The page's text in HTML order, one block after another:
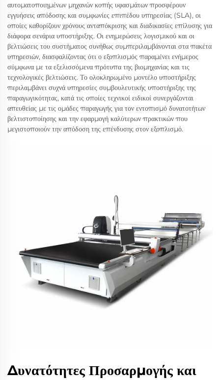
αυτοματοποιημένων μηχανών κοπής υφασμάτων προσφέρουν
εγγυήσεις απόδοσης και συμφωνίες επιπέδου υπηρεσίας (SLA), οι
οποίες καθορίζουν χρόνους ανταπόκρισης και διαδικασίες επίλυσης για
διάφορα σενάρια υποστήριξης. Οι ενημερώσεις λογισμικού και οι
βελτιώσεις του συστήματος συνήθως συμπεριλαμβάνονται στα πακέτα
υπηρεσιών, διασφαλίζοντας ότι ο εξοπλισμός παραμένει ενήμερος
σύμφωνα με τα εξελισσόμενα πρότυπα της βιομηχανίας και τις
τεχνολογικές βελτιώσεις. Το ολοκληρωμένο μοντέλο υποστήριξης
περιλαμβάνει συχνά υπηρεσίες συμβουλευτικής υποστήριξης της
παραγωγικότητας, κατά τις οποίες τεχνικοί ειδικοί συνεργάζονται
απευθείας με τις ομάδες παραγωγής για τον εντοπισμό δυνατοτήτων
βελτιστοποίησης και την εφαρμογή καλύτερων πρακτικών που
μεγιστοποιούν την απόδοση της επένδυσης στον εξοπλισμό.
Δυνατότητες Προσαρμογής και